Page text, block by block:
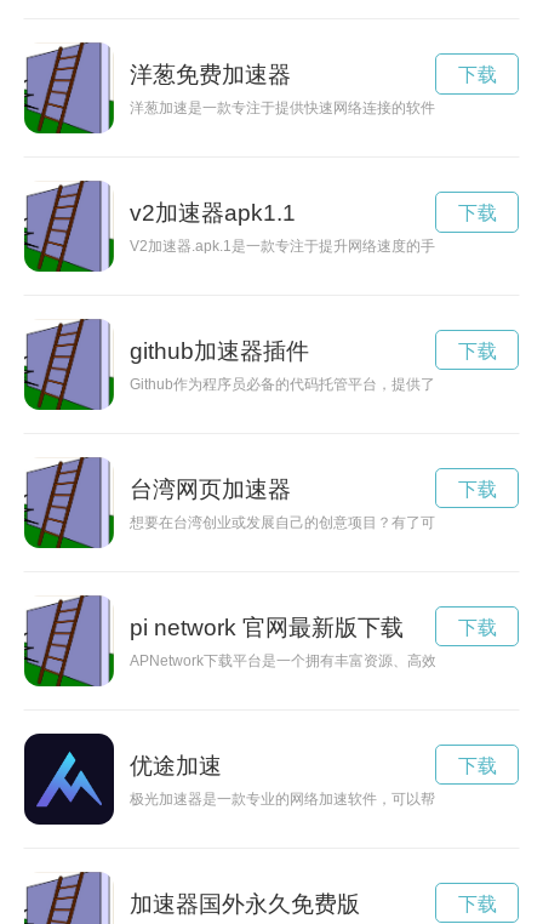
洋葱免费加速器
洋葱加速是一款专注于提供快速网络连接的软件，其手机版更
下载
v2加速器apk1.1
V2加速器.apk.1是一款专注于提升网络速度的手机应用，能够
下载
github加速器插件
Github作为程序员必备的代码托管平台，提供了丰富的资源和
下载
台湾网页加速器
想要在台湾创业或发展自己的创意项目？有了可以挂到台湾的
下载
pi network 官网最新版下载
APNetwork下载平台是一个拥有丰富资源、高效便捷的下载平
下载
优途加速
极光加速器是一款专业的网络加速软件，可以帮助用户加速网
下载
加速器国外永久免费版 下载